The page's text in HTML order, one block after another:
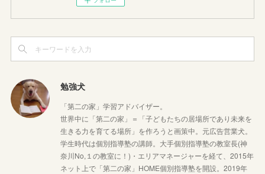
勉強犬
「第二の家」学習アドバイザー。
世界中に「第二の家」＝「子どもたちの居場所であり未来を
生きる力を育てる場所」を作ろうと画策中。元広告営業犬。
学生時代は個別指導塾の講師。大手個別指導塾の教室長(神
奈川No,１の教室に！)・エリアマネージャーを経て、2015年
ネット上で「第二の家」HOME個別指導塾を開設。2019年